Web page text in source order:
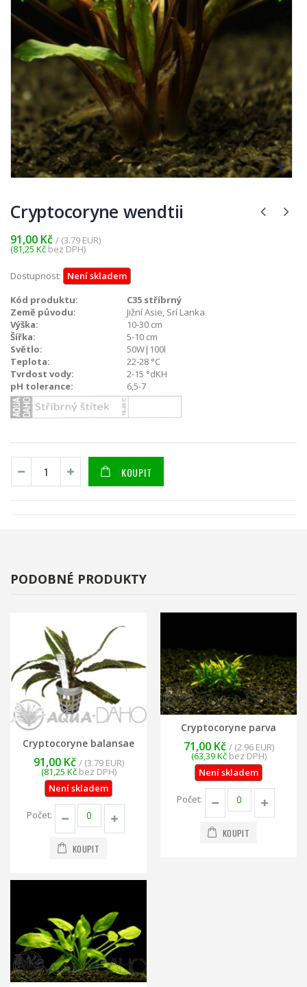
Cryptocoryne wendtii
91,00 Kč / (3.79 EUR)
(81,25 Kč bez DPH)
Dostupnost:
Není skladem
Kód produktu:
C35 stříbrný
Země původu:
Jižní Asie, Srí Lanka
Výška:
10-30 cm
Šířka:
5-10 cm
Světlo:
50W|100l
Teplota:
22-28 °C
Tvrdost vody:
2-15 °dKH
pH tolerance:
6,5-7
KOUPIT
PODOBNÉ PRODUKTY
Cryptocoryne balansae
91,00 Kč / (3.79 EUR)
(81,25 Kčbez DPH)
Není skladem
Počet:
KOUPIT
Cryptocoryne parva
71,00 Kč / (2.96 EUR)
(63,39 Kčbez DPH)
Není skladem
Počet:
KOUPIT